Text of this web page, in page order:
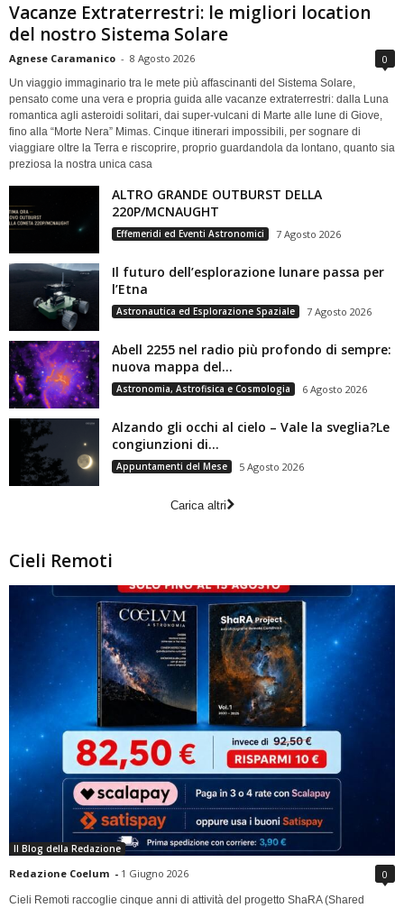
Vacanze Extraterrestri: le migliori location
del nostro Sistema Solare
Agnese Caramanico - 8 Agosto 2026 0
Un viaggio immaginario tra le mete più affascinanti del Sistema Solare,
pensato come una vera e propria guida alle vacanze extraterrestri: dalla Luna
romantica agli asteroidi solitari, dai super-vulcani di Marte alle lune di Giove,
fino alla “Morte Nera” Mimas. Cinque itinerari impossibili, per sognare di
viaggiare oltre la Terra e riscoprire, proprio guardandola da lontano, quanto sia
preziosa la nostra unica casa
ALTRO GRANDE OUTBURST DELLA
220P/MCNAUGHT
Effemeridi ed Eventi Astronomici 7 Agosto 2026
Il futuro dell’esplorazione lunare passa per
l’Etna
Astronautica ed Esplorazione Spaziale 7 Agosto 2026
Abell 2255 nel radio più profondo di sempre:
nuova mappa del...
Astronomia, Astrofisica e Cosmologia 6 Agosto 2026
Alzando gli occhi al cielo – Vale la sveglia?Le
congiunzioni di...
Appuntamenti del Mese 5 Agosto 2026
Carica altri
Cieli Remoti
Il Blog della Redazione
Redazione Coelum - 1 Giugno 2026 0
Cieli Remoti raccoglie cinque anni di attività del progetto ShaRA (Shared